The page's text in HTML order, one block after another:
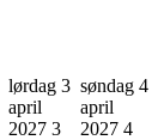
lørdag 3
april
2027 3
søndag 4
april
2027 4